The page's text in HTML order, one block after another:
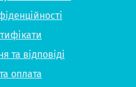
та відповіді
оплата